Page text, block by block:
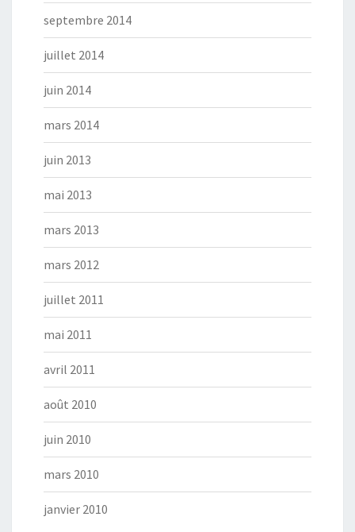
septembre 2014
juillet 2014
juin 2014
mars 2014
juin 2013
mai 2013
mars 2013
mars 2012
juillet 2011
mai 2011
avril 2011
août 2010
juin 2010
mars 2010
janvier 2010